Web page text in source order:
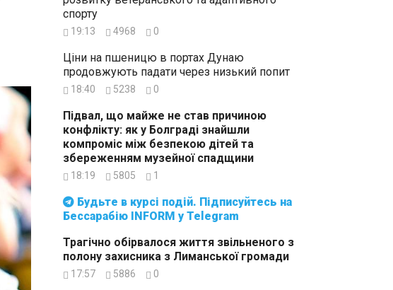
Бессарабію INFORM у Telegram
спорту
19:13 4968 0
Ціни на пшеницю в портах Дунаю
продовжують падати через низький попит
18:40 5238 0
Підвал, що майже не став причиною
конфлікту: як у Болграді знайшли
компроміс між безпекою дітей та
збереженням музейної спадщини
18:19 5805 1
Трагічно обірвалося життя звільненого з
полону захисника з Лиманської громади
17:57 5886 0